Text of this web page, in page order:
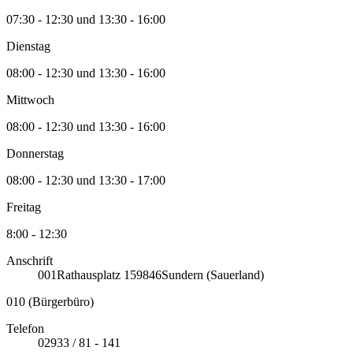
07:30 - 12:30 und 13:30 - 16:00
Dienstag
08:00 - 12:30 und 13:30 - 16:00
Mittwoch
08:00 - 12:30 und 13:30 - 16:00
Donnerstag
08:00 - 12:30 und 13:30 - 17:00
Freitag
8:00 - 12:30
Anschrift
001Rathausplatz 1 59846Sundern (Sauerland)
010 (Bürgerbüro)
Telefon
02933 / 81 - 141